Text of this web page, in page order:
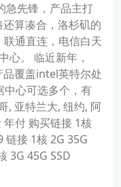
急先锋，产品主打
算凑合，洛杉矶的
通直连，电信白天
心。 临近新年，
品覆盖intel英特尔处
中心可选多个，有
, 亚特兰大, 纽约, 阿
年付 购买链接 1核
链接 1核 2G 35G
3G 45G SSD